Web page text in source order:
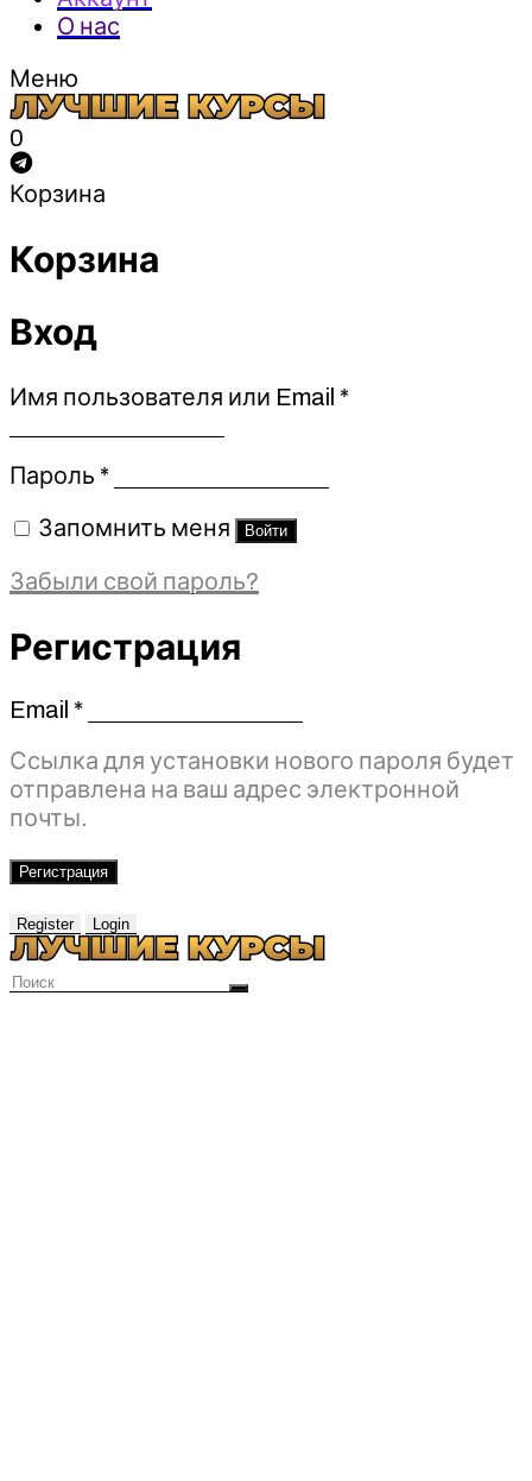
О нас
Меню
0
Корзина
Корзина
Вход
Имя пользователя или Email *Обязательно
Пароль *Обязательно
Запомнить меня Войти
Забыли свой пароль?
Регистрация
Email *Обязательно
Ссылка для установки нового пароля будет
отправлена ​​на ваш адрес электронной
почты.
Регистрация
Register Login